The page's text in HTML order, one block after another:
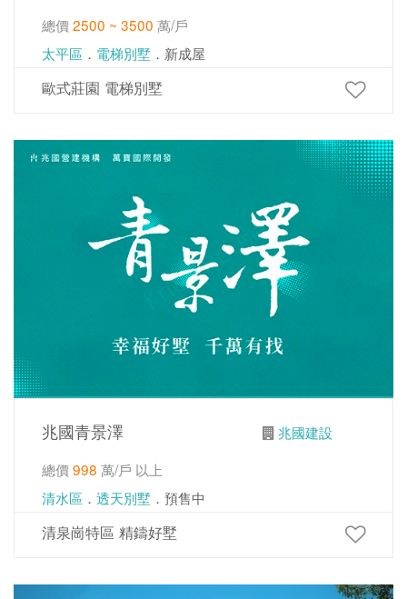
總價2500 ~ 3500 萬/戶
太平區 ． 電梯別墅 ．新成屋
歐式莊園 電梯別墅
兆國青景澤
兆國建設
總價998 萬/戶 以上
清水區 ． 透天別墅 ．預售中
清泉崗特區 精鑄好墅